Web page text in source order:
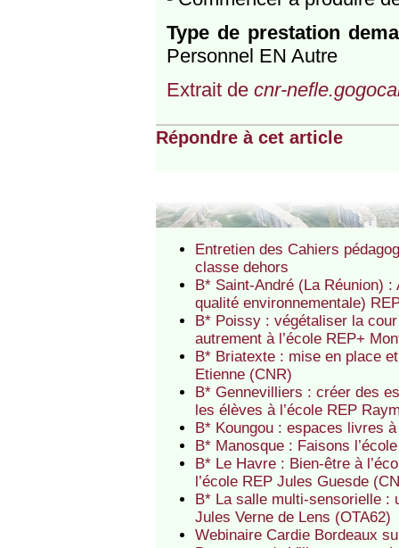
Type de prestation
Personnel EN Autre
Extrait de cnr-
Répondre à cet article
Entretien des Cahiers
classe dehors
B* Saint-André (La Réunion)
qualité environnementale)
B* Poissy : végétaliser la
autrement à l’école REP+
B* Briatexte : mise en place
Etienne (CNR)
B* Gennevilliers : créer des
les élèves à l’école REP
B* Koungou : espaces livres
B* Manosque : Faisons
B* Le Havre : Bien-être à
l’école REP Jules Guesde
B* La salle multi-sensorielle :
Jules Verne de Lens (OTA62)
Webinaire Cardie Bordeaux